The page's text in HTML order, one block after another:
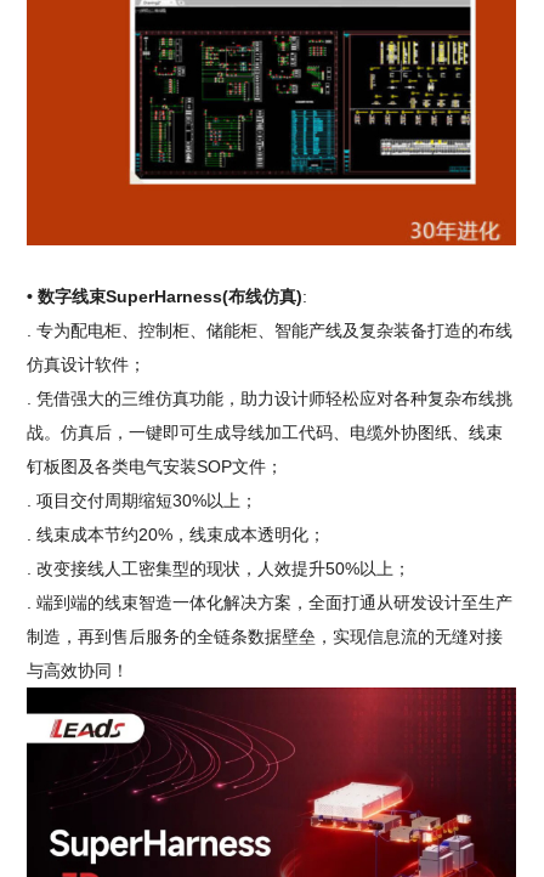
• 数字线束SuperHarness(布线仿真):
. 专为配电柜、控制柜、储能柜、智能产线及复杂装备打造的布线
仿真设计软件；
. 凭借强大的三维仿真功能，助力设计师轻松应对各种复杂布线挑
战。仿真后，一键即可生成导线加工代码、电缆外协图纸、线束
钉板图及各类电气安装SOP文件；
. 项目交付周期缩短30%以上；
. 线束成本节约20%，线束成本透明化；
. 改变接线人工密集型的现状，人效提升50%以上；
. 端到端的线束智造一体化解决方案，全面打通从研发设计至生产
制造，再到售后服务的全链条数据壁垒，实现信息流的无缝对接
与高效协同！